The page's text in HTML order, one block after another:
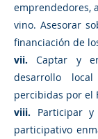
emprendedores,
vino. Asesorar
financiación de
vii. Captar y
desarrollo
percibidas por el
viii. Participar
participativo